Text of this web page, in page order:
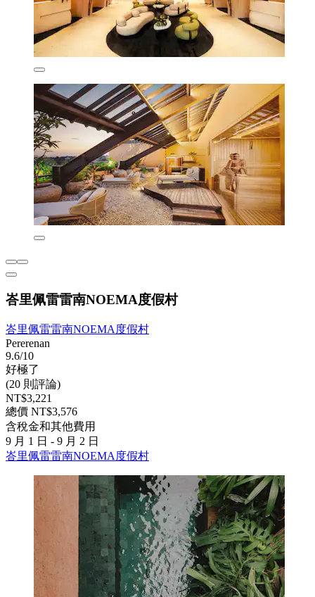
峇里佩雷雷南NOEMA度假村
峇里佩雷雷南NOEMA度假村
Pererenan
9.6/10
好極了
(20 則評論)
NT$3,221
總價 NT$3,576
含稅金和其他費用
9 月 1 日 - 9 月 2 日
峇里佩雷雷南NOEMA度假村